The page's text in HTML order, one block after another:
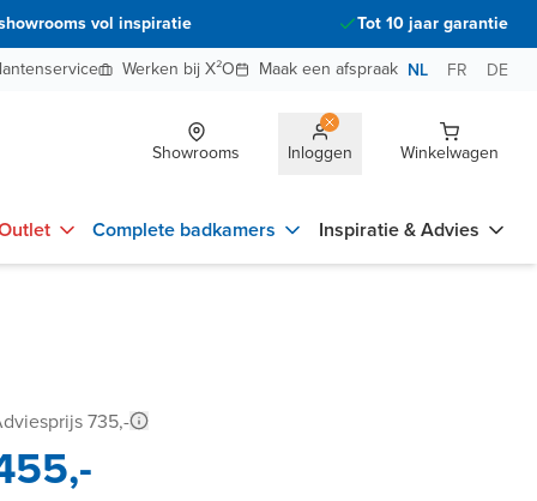
vol inspiratie
Tot 10 jaar garantie
Werken bij X²O Maak een afspraak NL FR DE
Showrooms Inloggen Winkelwagen
Complete badkamers Inspiratie & Advies
735,-